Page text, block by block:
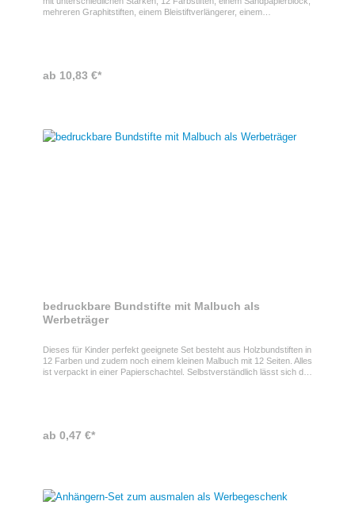
mehreren Graphitstiften, einem Bleistiftverlängerer, einem
ab 10,83 €*
bedruckbare Bundstifte mit Malbuch als
Werbeträger
Dieses für Kinder perfekt geeignete Set besteht aus Holzbundstiften in
12 Farben und zudem noch einem kleinen Malbuch mit 12 Seiten. Alles
ist verpackt in einer Papierschachtel. Selbstverständlich lässt sich die
ab 0,47 €*